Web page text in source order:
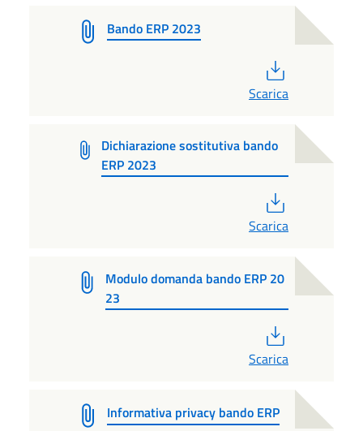
Bando ERP 2023
Scarica
Dichiarazione sostitutiva bando
ERP 2023
Scarica
Modulo domanda bando ERP 20
23
Scarica
Informativa privacy bando ERP